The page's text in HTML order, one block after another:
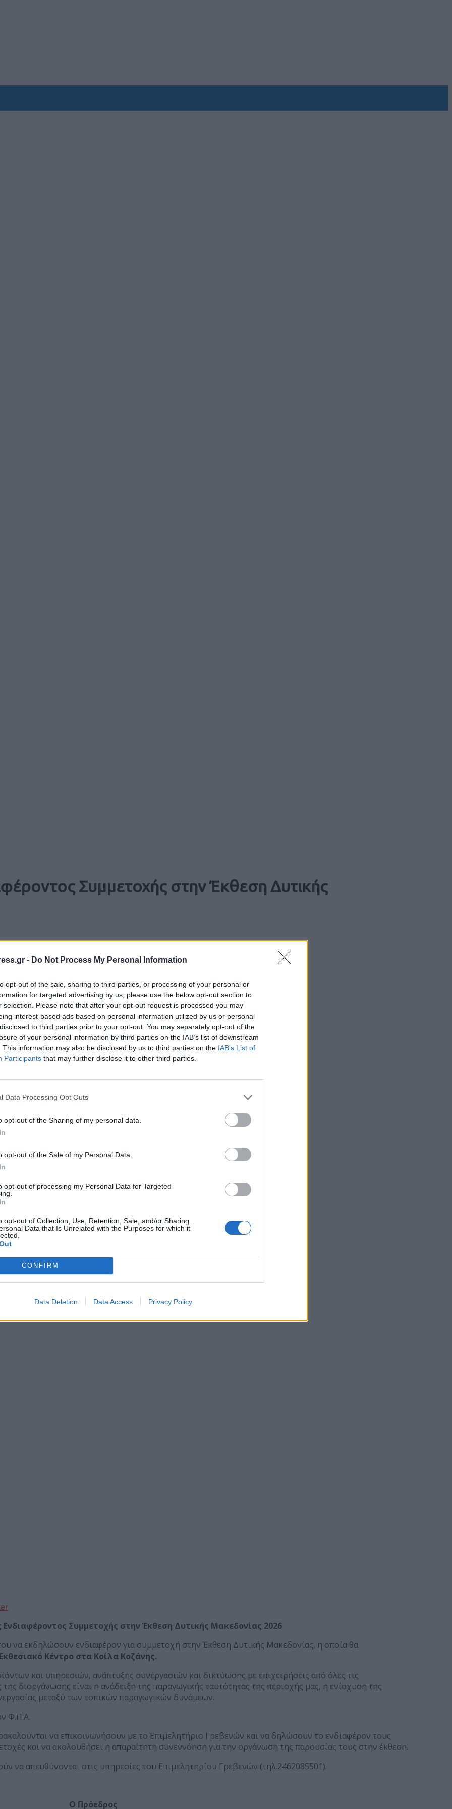
- Do Not Process My Personal Information
opt-out of the sale, sharing to third parties, or processing of your personal or
for targeted advertising by us, please use the below opt-out section to
selection. Please note that after your opt-out request is processed you may
interest-based ads based on personal information utilized by us or personal
to third parties prior to your opt-out. You may separately opt-out of the
of your personal information by third parties on the IAB’s list of downstream
This information may also be disclosed by us to third parties on the IAB’s List of
Participants that may further disclose it to other third parties.
Data Processing Opt Outs
opt-out of the Sharing of my personal data.
opt-out of the Sale of my Personal Data.
opt-out of processing my Personal Data for Targeted
opt-out of Collection, Use, Retention, Sale, and/or Sharing
Data that Is Unrelated with the Purposes for which it
CONFIRM
Data Deletion Data Access Privacy Policy
Συμμετοχής στην Έκθεση Δυτικής
Συμμετοχής στην Έκθεση Δυτικής Μακεδονίας 2026
να εκδηλώσουν ενδιαφέρον για συμμετοχή στην Έκθεση Δυτικής Μακεδονίας, η οποία θα
Κέντρο στα Κοίλα Κοζάνης.
και υπηρεσιών, ανάπτυξης συνεργασιών και δικτύωσης με επιχειρήσεις από όλες τις
διοργάνωσης είναι η ανάδειξη της παραγωγικής ταυτότητας της περιοχής μας, η ενίσχυση της
μεταξύ των τοπικών παραγωγικών δυνάμεων.
Φ.Π.Α.
να επικοινωνήσουν με το Επιμελητήριο Γρεβενών και να δηλώσουν το ενδιαφέρον τους
και να ακολουθήσει η απαραίτητη συνεννόηση για την οργάνωση της παρουσίας τους στην έκθεση.
να απευθύνονται στις υπηρεσίες του Επιμελητηρίου Γρεβενών (τηλ.2462085501).
Ο Πρόεδρος